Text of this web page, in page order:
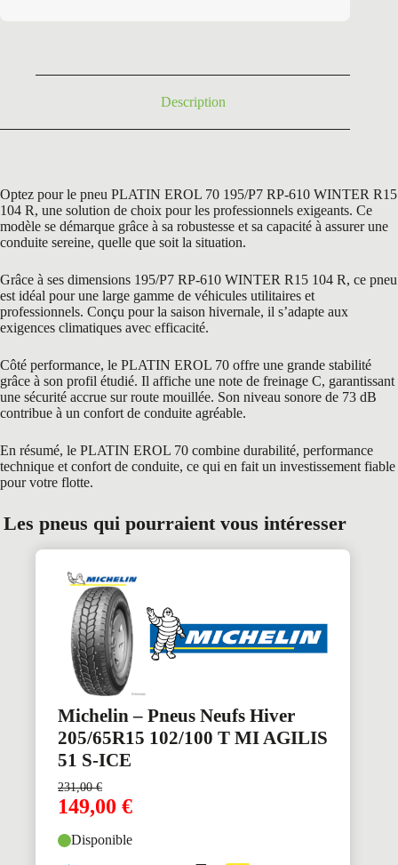
Description
Optez pour le pneu PLATIN EROL 70 195/P7 RP-610 WINTER R15
104 R, une solution de choix pour les professionnels exigeants. Ce
modèle se démarque grâce à sa robustesse et sa capacité à assurer une
conduite sereine, quelle que soit la situation.
Grâce à ses dimensions 195/P7 RP-610 WINTER R15 104 R, ce pneu
est idéal pour une large gamme de véhicules utilitaires et
professionnels. Conçu pour la saison hivernale, il s’adapte aux
exigences climatiques avec efficacité.
Côté performance, le PLATIN EROL 70 offre une grande stabilité
grâce à son profil étudié. Il affiche une note de freinage C, garantissant
une sécurité accrue sur route mouillée. Son niveau sonore de 73 dB
contribue à un confort de conduite agréable.
En résumé, le PLATIN EROL 70 combine durabilité, performance
technique et confort de conduite, ce qui en fait un investissement fiable
pour votre flotte.
Les pneus qui pourraient vous intéresser
Michelin – Pneus Neufs Hiver
205/65R15 102/100 T MI AGILIS
51 S-ICE
231,00€
149,00 €
Disponible